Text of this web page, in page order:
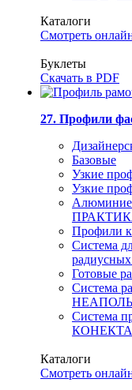
Каталоги
Смотреть
Буклеты
Скачать в PDF
27. Профили
Базовые
Узкие
Узкие
Профили
Система
Готовые
Система
НЕАПОЛЬ
Система
Каталоги
Смотреть